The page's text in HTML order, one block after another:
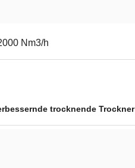
Nm3/h
trocknende Trockner